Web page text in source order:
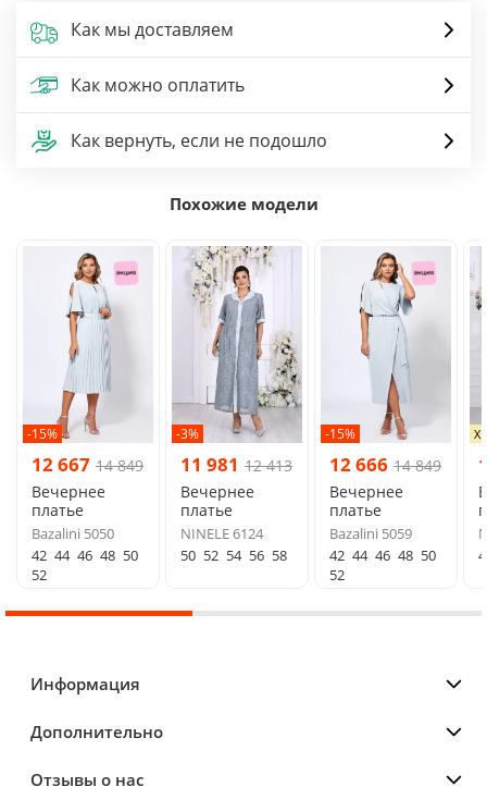
Как мы доставляем
Как можно оплатить
Как вернуть, если не подошло
Похожие модели
-15%
12 667 14 849
Вечернее
платье
Bazalini 5050
42 44 46 48 50
52
-3%
11 981 12 413
Вечернее
платье
NINELE 6124
50 52 54 56 58
-15%
12 666 14 849
Вечернее
платье
Bazalini 5059
42 44 46 48 50
52
Информация
Дополнительно
Отзывы о нас